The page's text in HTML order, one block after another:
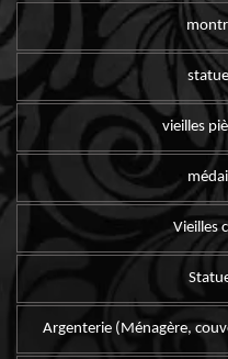
vieilles
Vieilles
Argenterie (Ménagère,